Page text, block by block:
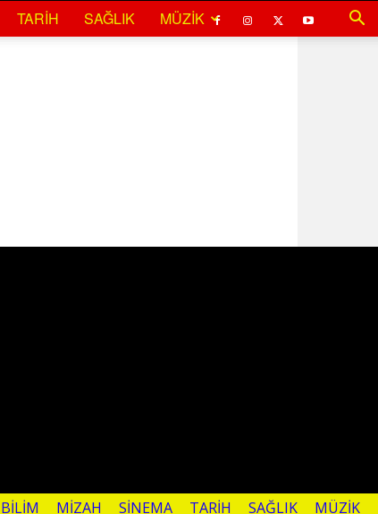
TARIH SAĞLIK MÜZIK
BILIM MIZAH SINEMA TARIH SAĞLIK MÜZIK